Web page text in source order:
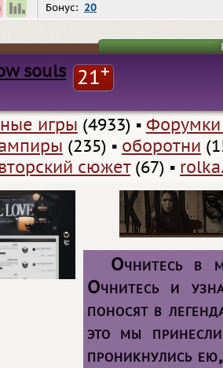
Бонус: 20
souls 21+
игры (4933) ▪
(235) ▪ оборотни
сюжет(67) ▪
Очнитесь в
Очнитесь и
поносят в
это мы
проникнулись